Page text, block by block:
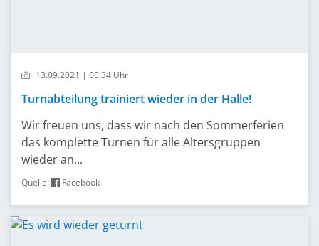
13.09.2021 | 00:34 Uhr
Turnabteilung trainiert wieder in der Halle!
Wir freuen uns, dass wir nach den Sommerferien
das komplette Turnen für alle Altersgruppen
wieder an...
Quelle: Facebook